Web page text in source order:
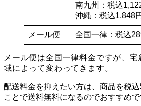
南九州：税込
沖縄：税込1,848円
メール便 全国一律：税込
メール便は全国一律料金ですが、
域によって変わってきます。
配送料金を抑えたい方は、商品を税
ことで送料無料になるのでおすすめで